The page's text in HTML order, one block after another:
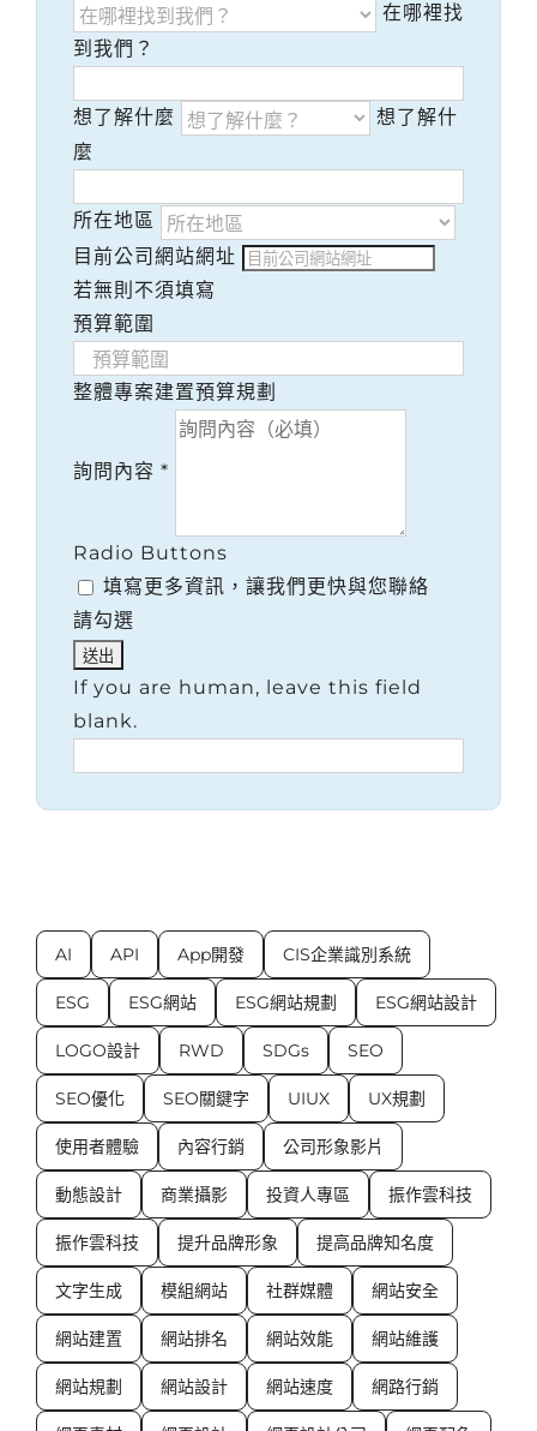
在哪裡找
到我們？
想了解什麼
想了解什
麼
所在地區
目前公司網站網址
若無則不須填寫
預算範圍
整體專案建置預算規劃
詢問內容 *
Radio Buttons
填寫更多資訊，讓我們更快與您聯絡
請勾選
If you are human, leave this field
blank.
AI API App開發 CIS企業識別系統
ESG ESG網站 ESG網站規劃 ESG網站設計
LOGO設計 RWD SDGs SEO
SEO優化 SEO關鍵字 UIUX UX規劃
使用者體驗 內容行銷 公司形象影片
動態設計 商業攝影 投資人專區 振作雲科技
振作雲科技 提升品牌形象 提高品牌知名度
文字生成 模組網站 社群媒體 網站安全
網站建置 網站排名 網站效能 網站維護
網站規劃 網站設計 網站速度 網路行銷